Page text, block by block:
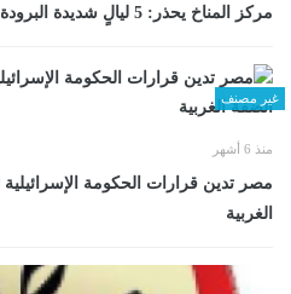
مركز المناخ يحذر: 5 ليالٍ شديدة البرودة حتى الأربعاء المقبل
غير مصنف
منذ 6 أشهر
مصر تدين قرارات الحكومة
الغربية